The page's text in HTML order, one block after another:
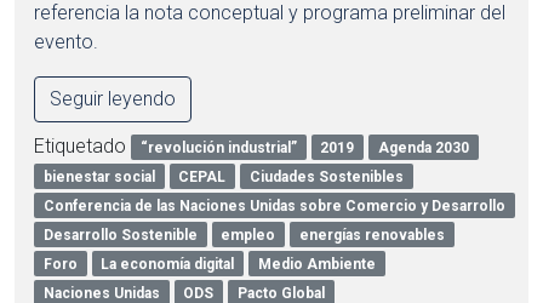
referencia la nota conceptual y programa preliminar del
evento.
Seguir leyendo
Etiquetado “revolución industrial” 2019
Agenda 2030
bienestar social
CEPAL
Ciudades Sostenibles
Conferencia de las Naciones Unidas sobre Comercio y Desarrollo
Desarrollo Sostenible
empleo
energías renovables
Foro
La economía digital
Medio Ambiente
Naciones Unidas
ODS
Pacto Global